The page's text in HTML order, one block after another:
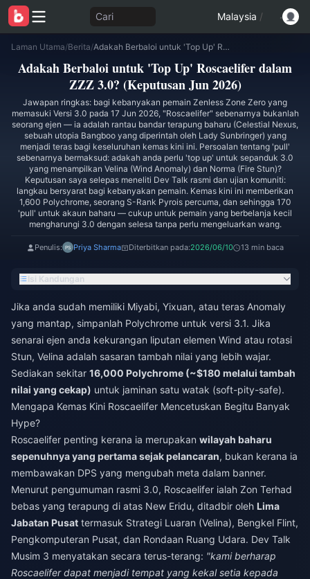
Cari Malaysia /
Laman Utama/Berita/ Adakah Berbaloi untuk 'Top Up' Roscaelifer dalam ZZZ 3.0? (Keputusan Jun 2026)
Adakah Berbaloi untuk 'Top Up' Roscaelifer dalam
ZZZ 3.0? (Keputusan Jun 2026)
Jawapan ringkas: bagi kebanyakan pemain Zenless Zone Zero yang
memasuki Versi 3.0 pada 17 Jun 2026, "Roscaelifer" sebenarnya bukanlah
seorang ejen — ia adalah rantau bandar terapung baharu (Celestial Nexus,
sebuah utopia Bangboo yang diperintah oleh Lady Sunbringer) yang
menjadi teras bagi keseluruhan kemas kini ini. Persoalan tentang 'pull'
sebenarnya bermaksud: adakah anda perlu 'top up' untuk sepanduk 3.0
yang menampilkan Velina (Wind Anomaly) dan Norma (Fire Stun)?
Keputusan saya selepas meneliti Dev Talk rasmi dan ujian komuniti:
langkau bersyarat bagi kebanyakan pemain. Kemas kini ini memberikan
1,600 Polychrome, seorang S-Rank Pyrois percuma, dan sehingga 170
'pull' untuk akaun baharu — cukup untuk pemain yang berbelanja kecil
mengharungi 3.0 dengan selesa tanpa perlu mengeluarkan wang.
Penulis: Priya Sharma Diterbitkan pada:2026/06/10 13 min baca
Isi Kandungan
Jika anda sudah memiliki Miyabi, Yixuan, atau teras Anomaly
yang mantap, simpanlah Polychrome untuk versi 3.1. Jika
senarai ejen anda kekurangan liputan elemen Wind atau rotasi
Stun, Velina adalah sasaran tambah nilai yang lebih wajar.
Sediakan sekitar 16,000 Polychrome (~$180 melalui tambah
nilai yang cekap) untuk jaminan satu watak (soft-pity-safe).
Mengapa Kemas Kini Roscaelifer Mencetuskan Begitu Banyak
Hype?
Roscaelifer penting kerana ia merupakan wilayah baharu
sepenuhnya yang pertama sejak pelancaran, bukan kerana ia
membawakan DPS yang mengubah meta dalam banner.
Menurut pengumuman rasmi 3.0, Roscaelifer ialah Zon Terhad
bebas yang terapung di atas New Eridu, ditadbir oleh Lima
Jabatan Pusat termasuk Strategi Luaran (Velina), Bengkel Flint,
Pengkomputeran Pusat, dan Rondaan Ruang Udara. Dev Talk
Musim 3 menyatakan secara terus-terang: "kami berharap
Roscaelifer dapat menjadi tempat yang kekal setia kepada